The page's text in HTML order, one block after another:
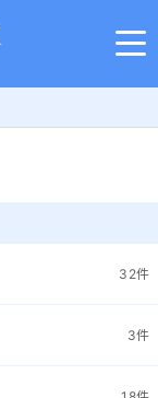
32件
3件